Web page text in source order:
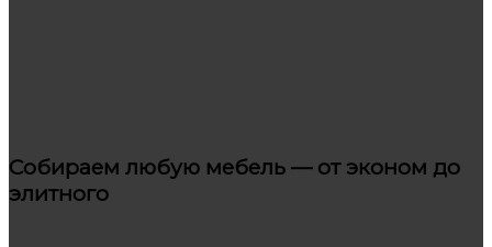
Собираем любую мебель — от эконом до
элитного